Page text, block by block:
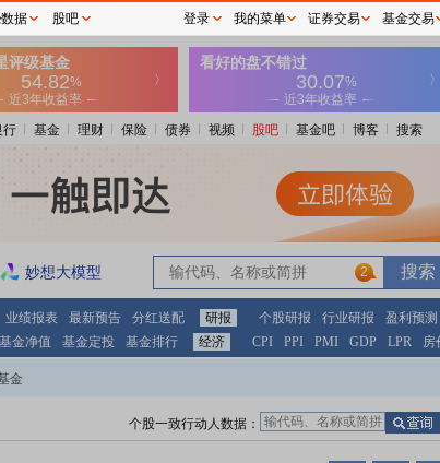
行 基金 理财 保险 债券 视频 股吧 基金吧 博客 搜索
妙想大模型 2
业绩报表 最新预告 分红送配 研报 个股研报 行业研报
盈利预测
基金净值 基金定投 基金排行 经济 CPI PPI PMI GDP LPR 房
金
个股一致行动人数据：
数据 股吧 登录 我的菜单 证券交易 基金交易